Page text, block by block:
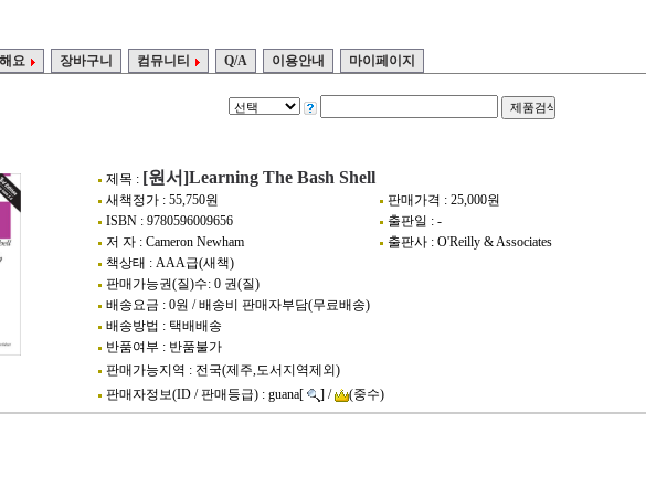
요 장바구니 컴뮤니티 Q/A 이용안내 마이페이지
제목 : [원서]Learning The Bash Shell
새책정가 : 55,750원
판매가격 : 25,000원
ISBN : 9780596009656
출판일 : -
저 자 : Cameron Newham
출판사 : O'Reilly & Associates
책상태 : AAA급(새책)
판매가능권(질)수: 0 권(질)
배송요금 : 0원 / 배송비 판매자부담(무료배송)
배송방법 : 택배배송
반품여부 : 반품불가
판매가능지역 : 전국(제주,도서지역제외)
판매자정보(ID / 판매등급) : guana[
] / (중수)